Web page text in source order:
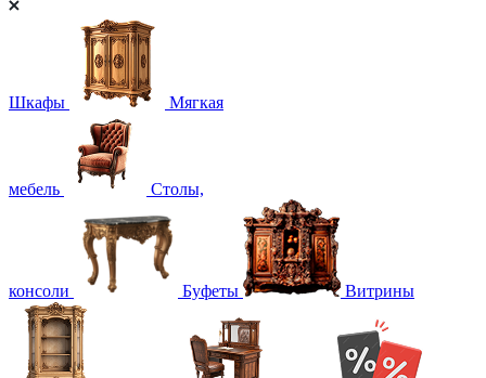
Шкафы Мягкая
мебель Столы,
консоли Буфеты Витрины